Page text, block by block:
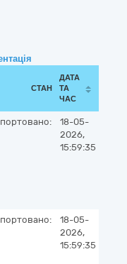
СТАН
ДАТА
ТА
ЧАС
18-05-
2026,
15:59:35
18-05-
2026,
15:59:35